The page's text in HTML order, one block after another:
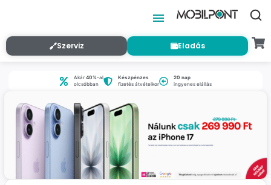
Szerviz Eladás
Akár40%-al
olcsóbban
Készpénzes
fizetés átvételkor
20 nap
ingyenes elállás